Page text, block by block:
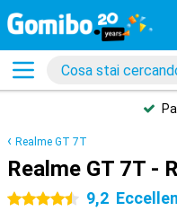
Realme GT 7T
Realme GT 7T -
4.5 stelle 9,2